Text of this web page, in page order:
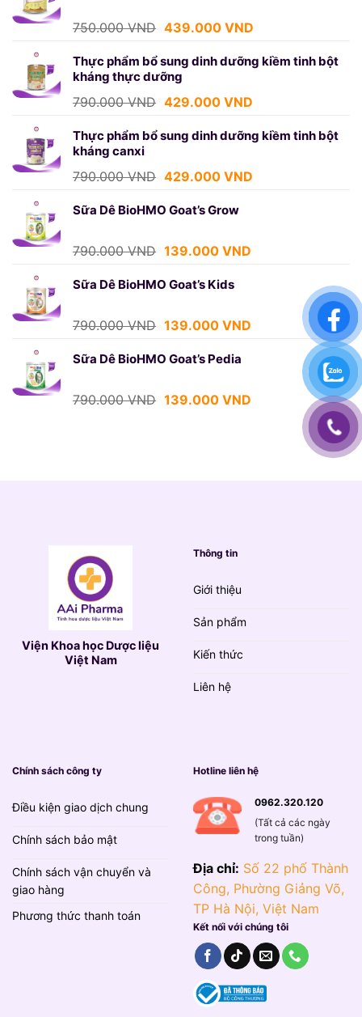
750.000VND Giá
là:
750.000 VND.
439.000 VNDGiá
tại
Thực phẩm bổ sung dinh dưỡng kiềm tinh bột
kháng thực dưỡng
790.000VND Giá
là:
429.000 VNDGiá
tại
Thực phẩm bổ sung dinh dưỡng kiềm tinh bột
kháng canxi
790.000VND Giá
là:
429.000 VNDGiá
Sữa Dê BioHMO Goat’s Grow
790.000VND Giá
là:
139.000 VNDGiá
139.000 VND.
Sữa Dê BioHMO Goat’s Kids
790.000VND Giá
là:
139.000 VNDGiá
139.000 VND.
Sữa Dê BioHMO Goat’s Pedia
790.000VND Giá
139.000 VNDGiá
Viện Khoa học Dược liệu
Việt Nam
Thông tin
Giới thiệu
Sản phẩm
Kiến thức
Liên hệ
Chính sách công ty
Điều kiện giao dịch chung
Chính sách bảo mật
Chính sách vận chuyển và
giao hàng
Phương thức thanh toán
Hotline liên hệ
0962.320.120
(Tất cả các ngày
trong tuần)
Địa chỉ: Số 22 phố Thành
Công, Phường Giảng Võ,
TP Hà Nội, Việt Nam
Kết nối với chúng tôi